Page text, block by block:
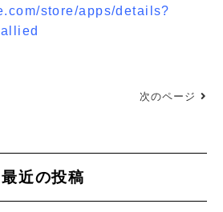
store/apps/details?
次のページ
最近の投稿